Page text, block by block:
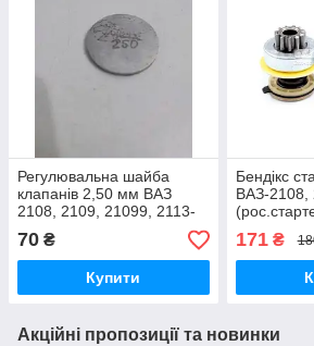
Регулювальна шайба
клапанів 2,50 мм ВАЗ
2108, 2109, 21099, 2113-
70 ₴
Купити
Бендікс
ВАЗ-2108,
171₴
Акційні пропозиції та новинки